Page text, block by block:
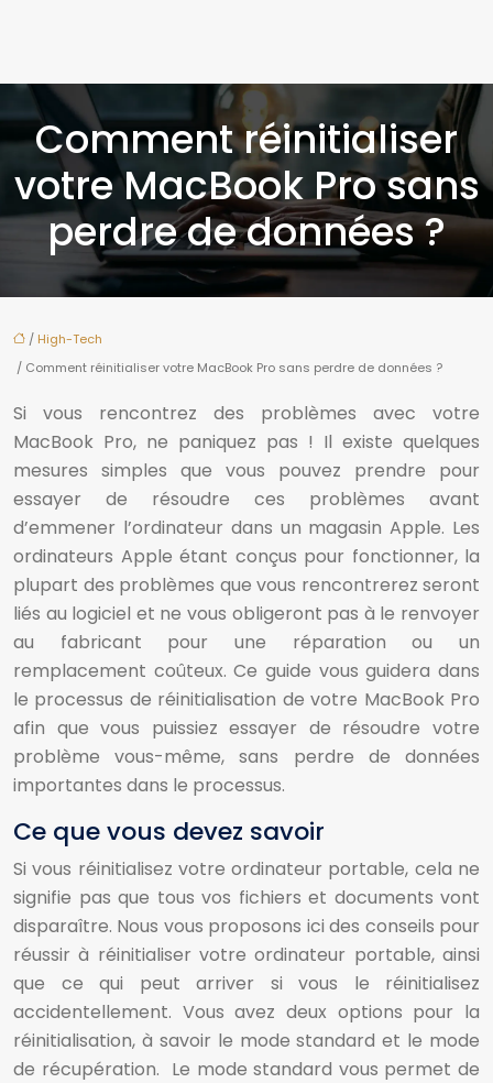
Comment réinitialiser
votre MacBook Pro sans
perdre de données ?
/ High-Tech
/ Comment réinitialiser votre MacBook Pro sans perdre de données ?
Si vous rencontrez des problèmes avec votre
MacBook Pro, ne paniquez pas ! Il existe quelques
mesures simples que vous pouvez prendre pour
essayer de résoudre ces problèmes avant
d’emmener l’ordinateur dans un magasin Apple. Les
ordinateurs Apple étant conçus pour fonctionner, la
plupart des problèmes que vous rencontrerez seront
liés au logiciel et ne vous obligeront pas à le renvoyer
au fabricant pour une réparation ou un
remplacement coûteux. Ce guide vous guidera dans
le processus de réinitialisation de votre MacBook Pro
afin que vous puissiez essayer de résoudre votre
problème vous-même, sans perdre de données
importantes dans le processus.
Ce que vous devez savoir
Si vous réinitialisez votre ordinateur portable, cela ne
signifie pas que tous vos fichiers et documents vont
disparaître. Nous vous proposons ici des conseils pour
réussir à réinitialiser votre ordinateur portable, ainsi
que ce qui peut arriver si vous le réinitialisez
accidentellement. Vous avez deux options pour la
réinitialisation, à savoir le mode standard et le mode
de récupération. Le mode standard vous permet de